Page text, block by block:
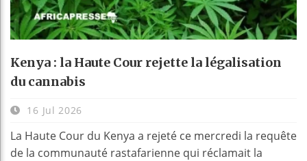
Kenya : la Haute Cour rejette la légalisation
du cannabis
16 Jul 2026
La Haute Cour du Kenya a rejeté ce mercredi la requête
de la communauté rastafarienne qui réclamait la